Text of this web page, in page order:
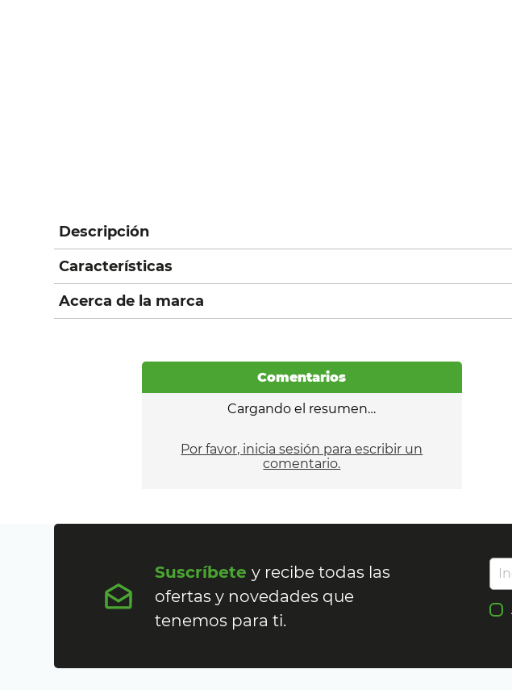
Descripción
Características
Acerca de la marca
Comentarios
Cargando el resumen…
Por favor, inicia sesión para escribir un
comentario.
Suscríbetey recibe todas las
ofertas y novedades que
tenemos para ti.